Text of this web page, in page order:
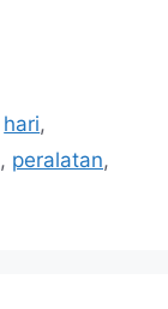
hari,
, peralatan,